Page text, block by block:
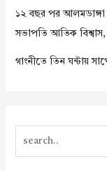
১২ বছর পর আলমডাঙ্গা
সভাপতি আতিক
গাংনীতে তিন ঘন্টায়